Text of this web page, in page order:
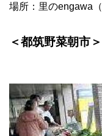
場所：里のengawa （
＜都筑野菜朝市＞